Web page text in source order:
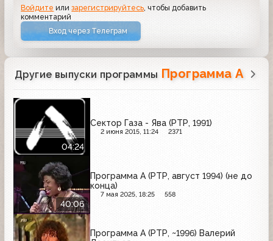
Войдите илизарегистрируйтесь , чтобы добавить
комментарий
Вход через Телеграм
Другие выпуски программы Программа А
04:24
Сектор Газа - Ява (РТР, 1991)
2 июня 2015, 11:24 2371
40:06
Программа А (РТР, август 1994) (не до
конца)
7 мая 2025, 18:25 558
Программа А (РТР, ~1996) Валерий